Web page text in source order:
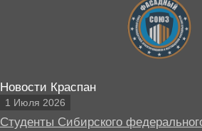
Новости Краспан
1 Июля 2026
Студенты Сибирского